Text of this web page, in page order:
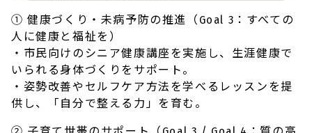
① 健康づくり・未病予防の推進（Goal 3：すべての
人に健康と福祉を）
・市民向けのシニア健康講座を実施し、生涯健康で
いられる身体づくりをサポート。
・姿勢改善やセルフケア方法を学べるレッスンを提
供し、「自分で整える力」を育む。